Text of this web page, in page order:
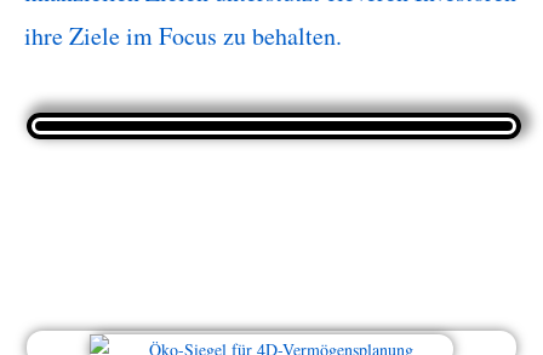
ihre Ziele im Focus zu behalten.